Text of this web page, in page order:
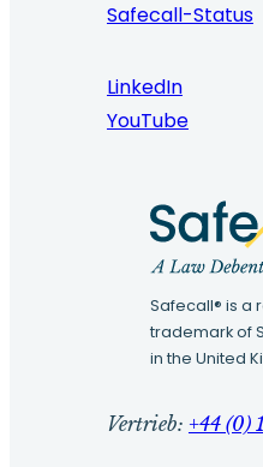
Safecall-Status
LinkedIn
YouTube
Safecall® is a
trademark of
in the United
Vertrieb: +44 (0)